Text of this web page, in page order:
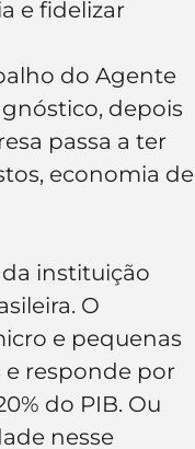
e fidelizar
do Agente
depois
passa a ter
economia de
instituição
O
e pequenas
e responde por
do PIB. Ou
nesse